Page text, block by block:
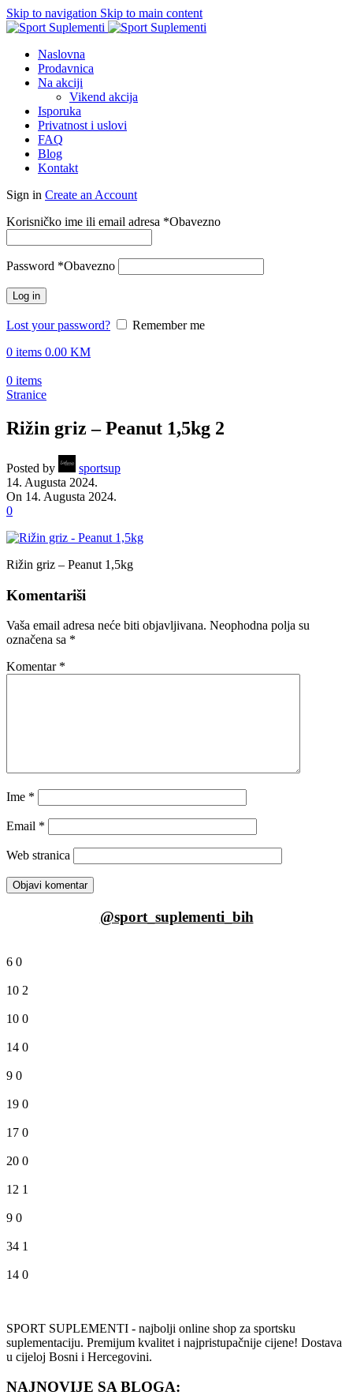
Skip to navigation Skip to main content
Naslovna
Prodavnica
Na akciji
Vikend akcija
Isporuka
Privatnost i uslovi
FAQ
Blog
Kontakt
Sign in Create an Account
Korisničko ime ili email adresa *Obavezno
Password *Obavezno
Log in
Lost your password?
Remember me
0 items 0.00 KM
0 items
Stranice
Rižin griz – Peanut 1,5kg 2
Posted by
sportsup
14. Augusta 2024.
On 14. Augusta 2024.
0
Rižin griz – Peanut 1,5kg
Komentariši
Vaša email adresa neće biti objavljivana. Neophodna polja su
označena sa *
Komentar *
Ime *
Email *
Web stranica
@sport_suplementi_bih
6 0
10 2
10 0
14 0
9 0
19 0
17 0
20 0
12 1
9 0
34 1
14 0
SPORT SUPLEMENTI - najbolji online shop za sportsku
suplementaciju. Premijum kvalitet i najpristupačnije cijene! Dostava
u cijeloj Bosni i Hercegovini.
NAJNOVIJE SA BLOGA: